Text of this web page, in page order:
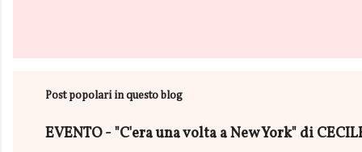
Post popolari in questo blog
EVENTO - "C'era una volta a New York" di